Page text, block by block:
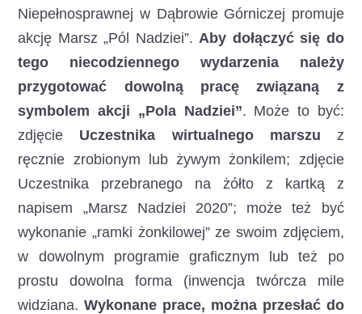
Niepełnosprawnej w Dąbrowie Górniczej promuje
akcję Marsz „Pól Nadziei”.Aby dołączyć się do
tego niecodziennego wydarzenia należy
przygotować dowolną pracę związaną z
symbolem akcji „Pola Nadziei”. Może to być:
zdjęcie Uczestnika wirtualnego marszu z
ręcznie zrobionym lub żywym żonkilem; zdjęcie
Uczestnika przebranego na żółto z kartką z
napisem „Marsz Nadziei 2020”; może też być
wykonanie „ramki żonkilowej” ze swoim zdjęciem,
w dowolnym programie graficznym lub też po
prostu dowolna forma (inwencja twórcza mile
widziana.Wykonane prace, można przesłać do